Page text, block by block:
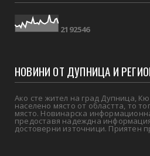
21 92546
НОВИНИ ОТ ДУПНИЦА И
Ако сте жител на град Дупница,
населено място от областта, то
място. Новинарска
предоставя надеждна
достоверни източници. Приятен